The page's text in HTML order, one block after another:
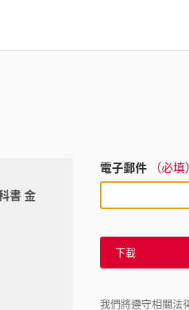
書 金
電子郵件 （必填）
下載
我們將遵守相關法